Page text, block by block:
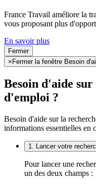
France Travail améliore la
vous proposant plus
En savoir plus
Fermer
×Fermer la fenêtre Besoin
Besoin d'aide
d'emploi ?
Besoin d'aide sur la
informations essentielles en
1. Lancer votre
Pour lancer une
un des deux champs :